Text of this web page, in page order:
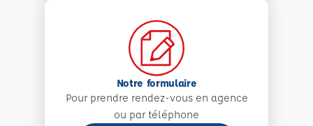
Notre formulaire
Pour prendre rendez-vous en agence
ou par téléphone